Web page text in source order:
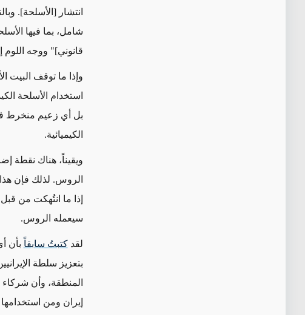
انتشار [الأسلحة].
شامل، بما فيها
قانوني]" ووجه اللوم
وإذا ما توقف البيت
استخدام الأسلحة
بل أي زعيم منخرط
الكيميائية.
ويقيناً، هناك نقطة
الروس. لذلك فإن
إذا ما انتُهكت من
سيعمله الروس.
لقدكتبتُ سابقاً بأن
بتعزيز سلطة
المنطقة، وأن شركاء
إيران ومن